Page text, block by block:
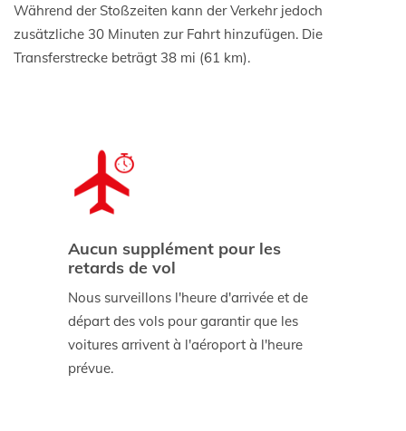
Während der Stoßzeiten kann der Verkehr jedoch
zusätzliche 30 Minuten zur Fahrt hinzufügen. Die
Transferstrecke beträgt 38 mi (61 km).
Aucun supplément pour les
retards de vol
Nous surveillons l'heure d'arrivée et de
départ des vols pour garantir que les
voitures arrivent à l'aéroport à l'heure
prévue.